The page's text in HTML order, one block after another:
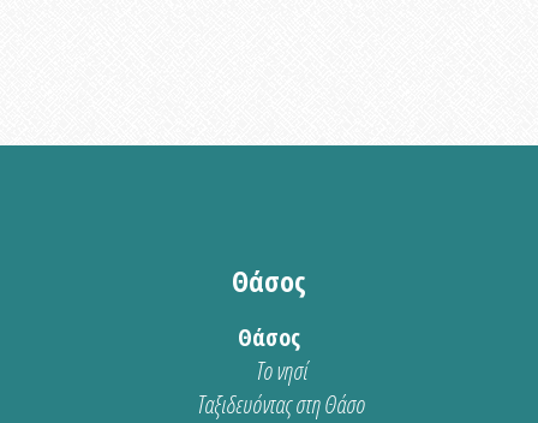
Θάσος
Θάσος
Το νησί
Ταξιδευόντας στη Θάσο